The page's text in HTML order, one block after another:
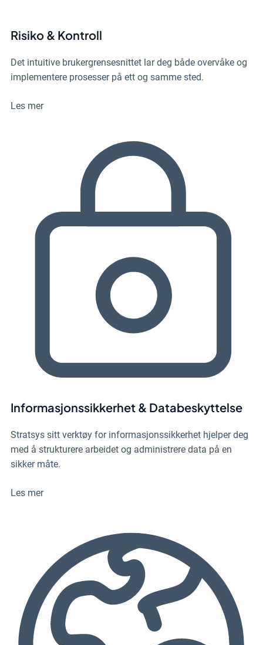
Risiko & Kontroll
Det intuitive brukergrensesnittet lar deg både overvåke og
implementere prosesser på ett og samme sted.
Les mer
Informasjonssikkerhet & Databeskyttelse
Stratsys sitt verktøy for informasjonssikkerhet hjelper deg
med å strukturere arbeidet og administrere data på en
sikker måte.
Les mer